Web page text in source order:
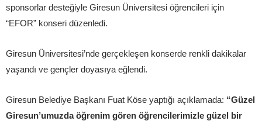
sponsorlar desteğiyle Giresun Üniversitesi öğrencileri için
“EFOR” konseri düzenledi.
Giresun Üniversitesi’nde gerçekleşen konserde renkli dakikalar
yaşandı ve gençler doyasıya eğlendi.
Giresun Belediye Başkanı Fuat Köse yaptığı açıklamada: “Güzel
Giresun’umuzda öğrenim gören öğrencilerimizle güzel bir